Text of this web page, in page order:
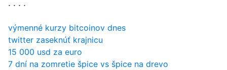
. . . .
výmenné kurzy bitcoinov dnes
twitter zaseknúť krajnicu
15 000 usd za euro
7 dní na zomretie špice vs špice na drevo